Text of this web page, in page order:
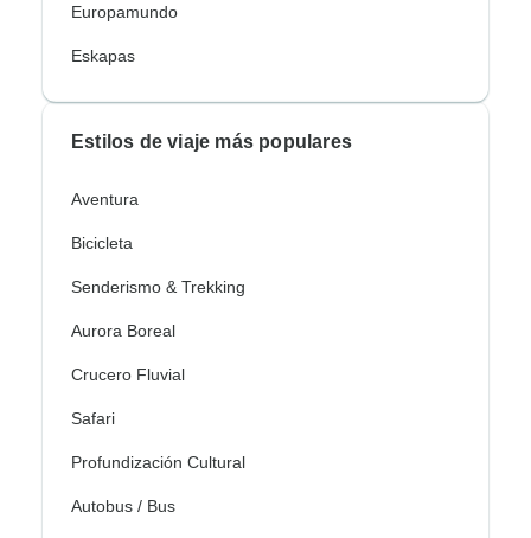
Europamundo
Eskapas
Estilos de viaje más populares
Aventura
Bicicleta
Senderismo & Trekking
Aurora Boreal
Crucero Fluvial
Safari
Profundización Cultural
Autobus / Bus